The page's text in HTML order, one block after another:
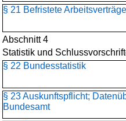
§ 21 Befristete Arbeitsverträge
Abschnitt 4
Statistik und
§ 22 Bundesstatistik
§ 23 Auskunftspflicht;
Bundesamt